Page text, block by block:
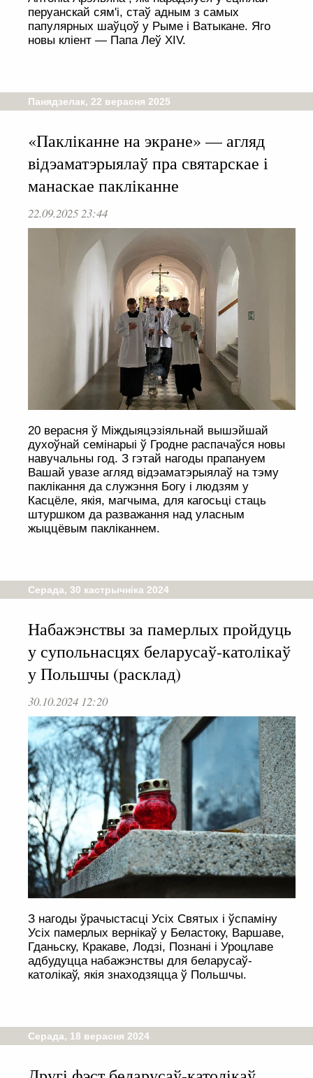
перуанскай сям'і, стаў адным з самых
папулярных шаўцоў у Рыме і Ватыкане. Яго
новы кліент — Папа Леў XIV.
Панядзелак, 22 верасня 2025
«Пакліканне на экране» — агляд
відэаматэрыялаў пра святарскае і
манаскае пакліканне
22.09.2025 23:44
20 верасня ў Міждыяцэзіяльнай вышэйшай
духоўнай семінарыі ў Гродне распачаўся новы
навучальны год. З гэтай нагоды прапануем
Вашай увазе агляд відэаматэрыялаў на тэму
паклікання да служэння Богу і людзям у
Касцёле, якія, магчыма, для кагосьці стаць
штуршком да разважання над уласным
жыццёвым пакліканнем.
Серада, 30 кастрычніка 2024
Набажэнствы за памерлых пройдуць
у супольнасцях беларусаў-католікаў
у Польшчы (расклад)
30.10.2024 12:20
З нагоды ўрачыстасці Усіх Святых і ўспаміну
Усіх памерлых вернікаў у Беластоку, Варшаве,
Гданьску, Кракаве, Лодзі, Познані і Уроцлаве
адбудуцца набажэнствы для беларусаў-
католікаў, якія знаходзяцца ў Польшчы.
Серада, 18 верасня 2024